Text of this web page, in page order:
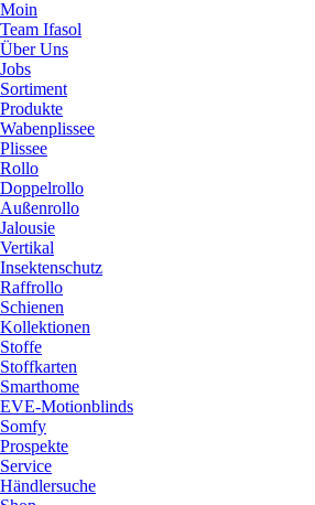
Moin
Team Ifasol
Über Uns
Jobs
Sortiment
Produkte
Wabenplissee
Plissee
Rollo
Doppelrollo
Außenrollo
Jalousie
Vertikal
Insektenschutz
Raffrollo
Schienen
Kollektionen
Stoffe
Stoffkarten
Smarthome
EVE-Motionblinds
Somfy
Prospekte
Service
Händlersuche